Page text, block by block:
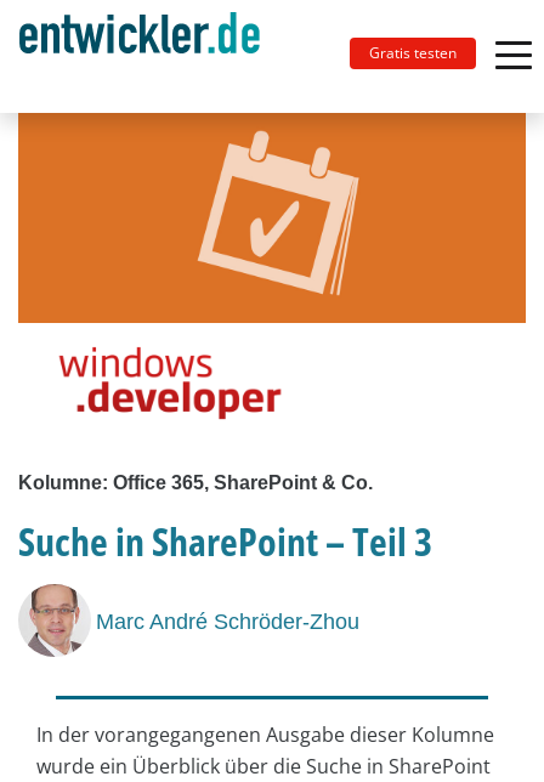
Gratis testen
Kolumne: Office 365, SharePoint & Co.
Suche in SharePoint – Teil 3
Marc André Schröder-Zhou
In der vorangegangenen Ausgabe dieser Kolumne
wurde ein Überblick über die Suche in SharePoint